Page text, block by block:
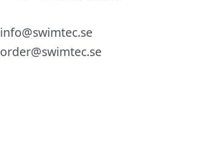
info@swimtec.se
order@swimtec.se